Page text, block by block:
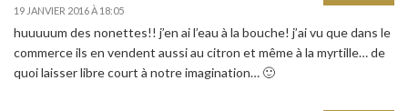
19 JANVIER 2016 À 18:05
huuuuum des nonettes!! j’en ai l’eau à la bouche! j’ai vu que dans le
commerce ils en vendent aussi au citron et même à la myrtille… de
quoi laisser libre court à notre imagination… 🙂